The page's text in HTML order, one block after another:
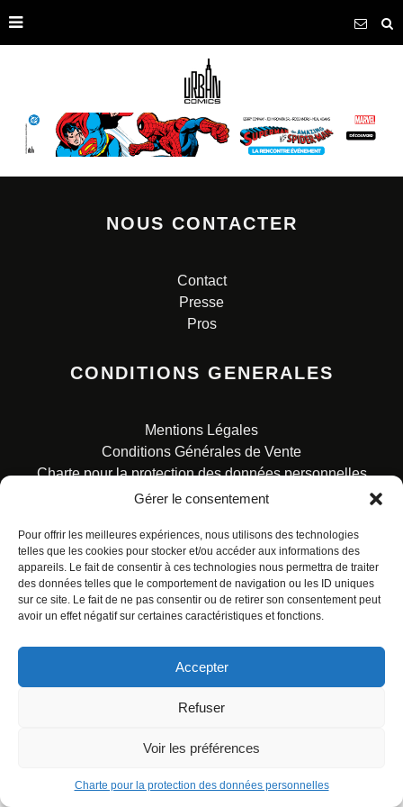
Gérer le consentement
Pour offrir les meilleures expériences, nous utilisons des technologies
telles que les cookies pour stocker et/ou accéder aux informations des
appareils. Le fait de consentir à ces technologies nous permettra de traiter
des données telles que le comportement de navigation ou les ID uniques
sur ce site. Le fait de ne pas consentir ou de retirer son consentement peut
avoir un effet négatif sur certaines caractéristiques et fonctions.
Accepter
Refuser
Voir les préférences
Charte pour la protection des données personnelles
NOUS CONTACTER
Contact
Presse
Pros
CONDITIONS GENERALES
Mentions Légales
Conditions Générales de Vente
Charte pour la protection des données personnelles
© ALL RIGHTS RESERVED. URBAN COMICS POUR LES
ÉDITIONS FRANÇAISES.